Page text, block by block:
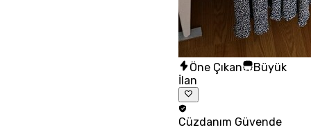
Öne Çıkan
Büyük
İlan
Cüzdanım Güvende